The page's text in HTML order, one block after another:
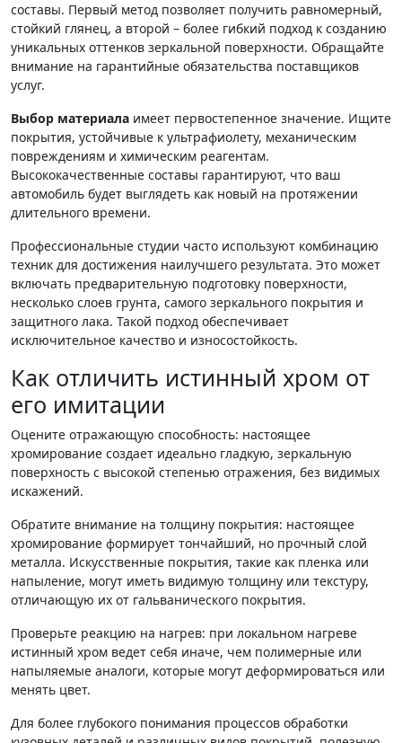
составы. Первый метод позволяет получить равномерный,
стойкий глянец, а второй – более гибкий подход к созданию
уникальных оттенков зеркальной поверхности. Обращайте
внимание на гарантийные обязательства поставщиков
услуг.
Выбор материала имеет первостепенное значение. Ищите
покрытия, устойчивые к ультрафиолету, механическим
повреждениям и химическим реагентам.
Высококачественные составы гарантируют, что ваш
автомобиль будет выглядеть как новый на протяжении
длительного времени.
Профессиональные студии часто используют комбинацию
техник для достижения наилучшего результата. Это может
включать предварительную подготовку поверхности,
несколько слоев грунта, самого зеркального покрытия и
защитного лака. Такой подход обеспечивает
исключительное качество и износостойкость.
Как отличить истинный хром от
его имитации
Оцените отражающую способность: настоящее
хромирование создает идеально гладкую, зеркальную
поверхность с высокой степенью отражения, без видимых
искажений.
Обратите внимание на толщину покрытия: настоящее
хромирование формирует тончайший, но прочный слой
металла. Искусственные покрытия, такие как пленка или
напыление, могут иметь видимую толщину или текстуру,
отличающую их от гальванического покрытия.
Проверьте реакцию на нагрев: при локальном нагреве
истинный хром ведет себя иначе, чем полимерные или
напыляемые аналоги, которые могут деформироваться или
менять цвет.
Для более глубокого понимания процессов обработки